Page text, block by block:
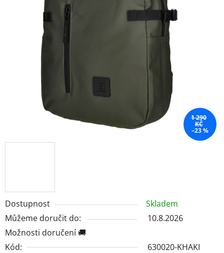
Dostupnost
Skladem
Můžeme doručit do:
10.8.2026
Možnosti doručení 🚚
Kód:
630020-KHAKI
1 290
KČ
–23 %